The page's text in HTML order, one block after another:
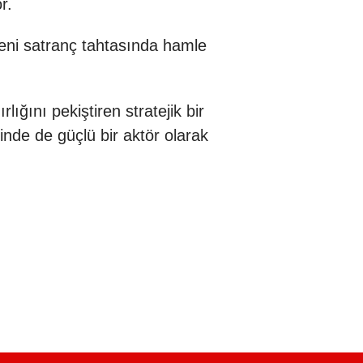
satranç tahtasında hamle
pekiştiren stratejik bir
de güçlü bir aktör olarak